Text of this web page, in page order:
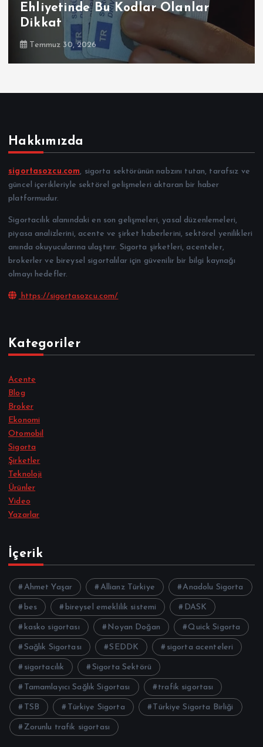
Sompo Sigorta, Renault, Dacia ve
Alpine Marka Kasko
Temmuz 30, 2026
Hakkımızda
sigortasozcu.com, sigorta sektörünün nabzını tutan, tarafsız ve
güncel içerikleriyle sektörel gelişmeleri aktaran bir haber
platformudur.
Sigortacılık alanındaki en son gelişmeleri, yasal düzenlemeleri,
piyasa analizlerini, acente ve şirket haberlerini, sektörel yenilikleri
anında okuyucularına ulaştırır. Sigorta şirketleri, acenteler,
brokerler ve bireysel sigortalılar için güvenilir bir bilgi kaynağı
olmayı hedefler.
https://sigortasozcu.com/
Kategoriler
Acente
Blog
Broker
Ekonomi
Otomobil
Sigorta
Şirketler
Teknoloji
Ürünler
Video
Yazarlar
İçerik
Ahmet Yaşar Allianz Türkiye Anadolu Sigorta
bes bireysel emeklilik sistemi DASK
kasko sigortası Noyan Doğan Quick Sigorta
Sağlık Sigortası SEDDK sigorta acenteleri
sigortacılık Sigorta Sektörü
Tamamlayıcı Sağlık Sigortası trafik sigortası
TSB Türkiye Sigorta Türkiye Sigorta Birliği
Zorunlu trafik sigortası